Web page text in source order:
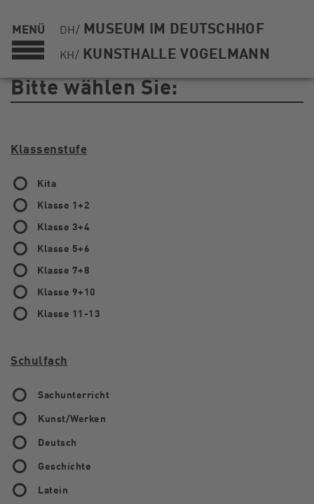
MENÜ DH/ MUSEUM IM DEUTSCHHOF
KH/ KUNSTHALLE VOGELMANN
Bitte wählen Sie:
Klassenstufe
Kita
Klasse 1+2
Klasse 3+4
Klasse 5+6
Klasse 7+8
Klasse 9+10
Klasse 11-13
Schulfach
Sachunterricht
Kunst/Werken
Deutsch
Geschichte
Latein